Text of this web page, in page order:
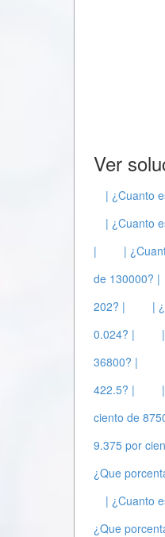
Ver
| ¿Cuanto
| ¿Cuanto
|
|
de 130000? |
202? |
|
0.024? |
36800? |
422.5? |
ciento de
9.375 por
¿Que
| ¿Cuanto
¿Que